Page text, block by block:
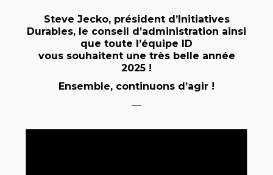
Steve Jecko, président d’Initiatives
Durables, le conseil d’administration ainsi
que toute l’équipe ID
vous souhaitent une très belle année
2025 !
Ensemble, continuons d’agir !
—